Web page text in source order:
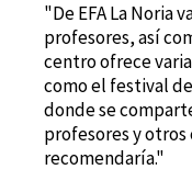
"De EFA La Noria
profesores, así
centro ofrece
como el festival
donde se
profesores y
recomendaría."